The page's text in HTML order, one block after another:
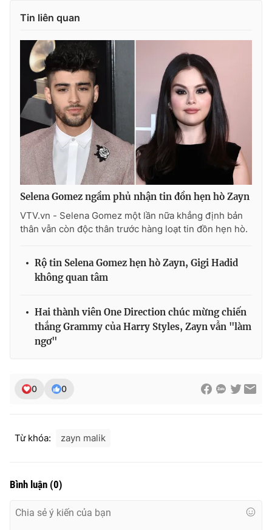
Email: toasoan@vtv.vn
Liên hệ quảng cáo:024-7300.7108
® Cấm sao chép dưới mọi hình thức nếu không có sự chấp
thuận bằng văn bản. Ghi rõ nguồn VTV.vn khi phát hành lại
thông tin từ website này.
Tin liên quan
Selena Gomez ngầm phủ nhận tin đồn hẹn hò Zayn
VTV.vn - Selena Gomez một lần nữa khẳng định bản
thân vẫn còn độc thân trước hàng loạt tin đồn hẹn hò.
Rộ tin Selena Gomez hẹn hò Zayn, Gigi Hadid
không quan tâm
Hai thành viên One Direction chúc mừng chiến
thắng Grammy của Harry Styles, Zayn vẫn "làm
ngơ"
0 0
Từ khóa: zayn malik
Bình luận (0)